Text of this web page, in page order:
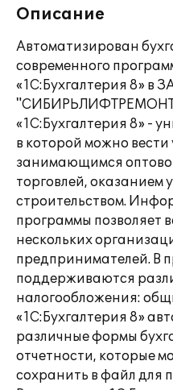
Описание
Автоматизирован
современного
«1С:Бухгалтерия 8» в
«1С:Бухгалтерия 8» -
в которой можно
занимающимся
торговлей, оказанием
строительством.
программы позволяет
нескольких
предпринимателей. В
поддерживаются
налогообложения:
«1С:Бухгалтерия 8»
различные формы
отчетности, которые
сохранить в файл для